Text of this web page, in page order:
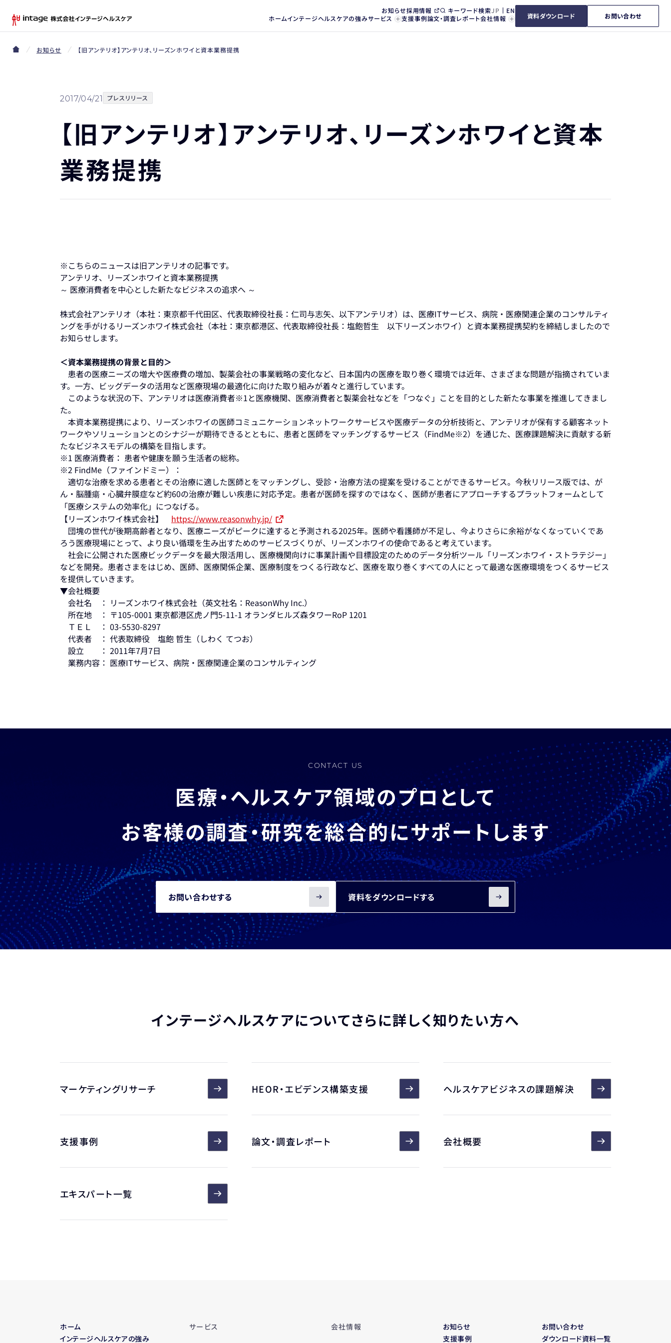
お知らせ採用情報
キーワード検索
ホームインテージヘルスケアの強みサービス 支援事例論文・調査レポート会社情報 資料ダウンロード お問い合わせ
お知らせ 【旧アンテリオ】アンテリオ、リーズンホワイと資本業務提携
2017/04/21 プレスリリース
【旧アンテリオ】アンテリオ、リーズンホワイと資本
業務提携
※こちらのニュースは旧アンテリオの記事です。
アンテリオ、リーズンホワイと資本業務提携
～ 医療消費者を中心とした新たなビジネスの追求へ ～
株式会社アンテリオ（本社：東京都千代田区、代表取締役社長：仁司与志矢、以下アンテリオ）は、医療ITサービス、病院・医療関連企業のコンサルティ
ングを手がけるリーズンホワイ株式会社（本社：東京都港区、代表取締役社長：塩飽哲生 以下リーズンホワイ）と資本業務提携契約を締結しましたので
お知らせします。
＜資本業務提携の背景と目的＞
患者の医療ニーズの増大や医療費の増加、製薬会社の事業戦略の変化など、日本国内の医療を取り巻く環境では近年、さまざまな問題が指摘されていま
す。一方、ビッグデータの活用など医療現場の最適化に向けた取り組みが着々と進行しています。
このような状況の下、アンテリオは医療消費者※1と医療機関、医療消費者と製薬会社などを「つなぐ」ことを目的とした新たな事業を推進してきまし
た。
本資本業務提携により、リーズンホワイの医師コミュニケーションネットワークサービスや医療データの分析技術と、アンテリオが保有する顧客ネット
ワークやソリューションとのシナジーが期待できるとともに、患者と医師をマッチングするサービス（FindMe※2）を通じた、医療課題解決に貢献する新
たなビジネスモデルの構築を目指します。
※1 医療消費者： 患者や健康を願う生活者の総称。
※2 FindMe（ファインドミー）：
適切な治療を求める患者とその治療に適した医師とをマッチングし、受診・治療方法の提案を受けることができるサービス。今秋リリース版では、が
ん・脳腫瘍・心臓弁膜症など約60の治療が難しい疾患に対応予定。患者が医師を探すのではなく、医師が患者にアプローチするプラットフォームとして
「医療システムの効率化」につなげる。
【リーズンホワイ株式会社】 https://www.reasonwhy.jp/
団塊の世代が後期高齢者となり、医療ニーズがピークに達すると予測される2025年。医師や看護師が不足し、今よりさらに余裕がなくなっていくであ
ろう医療現場にとって、より良い循環を生み出すためのサービスづくりが、リーズンホワイの使命であると考えています。
社会に公開された医療ビックデータを最大限活用し、医療機関向けに事業計画や目標設定のためのデータ分析ツール「リーズンホワイ・ストラテジー」
などを開発。患者さまをはじめ、医師、医療関係企業、医療制度をつくる行政など、医療を取り巻くすべての人にとって最適な医療環境をつくるサービス
を提供していきます。
▼会社概要
会社名 ： リーズンホワイ株式会社（英文社名：ReasonWhy Inc.）
所在地 ： 〒105-0001 東京都港区虎ノ門5-11-1 オランダヒルズ森タワーRoP 1201
ＴＥＬ ： 03-5530-8297
代表者 ： 代表取締役 塩飽 哲生（しわく てつお）
設立 ： 2011年7月7日
業務内容： 医療ITサービス、病院・医療関連企業のコンサルティング
CONTACT US
医療・ヘルスケア領域のプロとして
お客様の調査・研究を総合的にサポートします
お問い合わせする 資料をダウンロードする
インテージヘルスケアについてさらに詳しく知りたい方へ
マーケティングリサーチ HEOR・エビデンス構築支援 ヘルスケアビジネスの課題解決
支援事例 論文・調査レポート 会社概要
エキスパート一覧
ホーム
インテージヘルスケアの強み
サービス 会社情報
お知らせ
支援事例
お問い合わせ
ダウンロード資料一覧